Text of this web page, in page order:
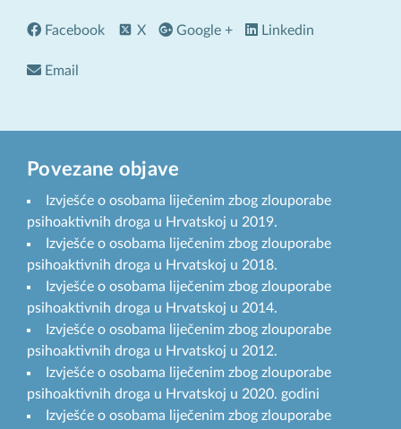
Facebook X Google + Linkedin
Email
Povezane objave
Izvješće o osobama liječenim zbog zlouporabe
psihoaktivnih droga u Hrvatskoj u 2019.
Izvješće o osobama liječenim zbog zlouporabe
psihoaktivnih droga u Hrvatskoj u 2018.
Izvješće o osobama liječenim zbog zlouporabe
psihoaktivnih droga u Hrvatskoj u 2014.
Izvješće o osobama liječenim zbog zlouporabe
psihoaktivnih droga u Hrvatskoj u 2012.
Izvješće o osobama liječenim zbog zlouporabe
psihoaktivnih droga u Hrvatskoj u 2020. godini
Izvješće o osobama liječenim zbog zlouporabe